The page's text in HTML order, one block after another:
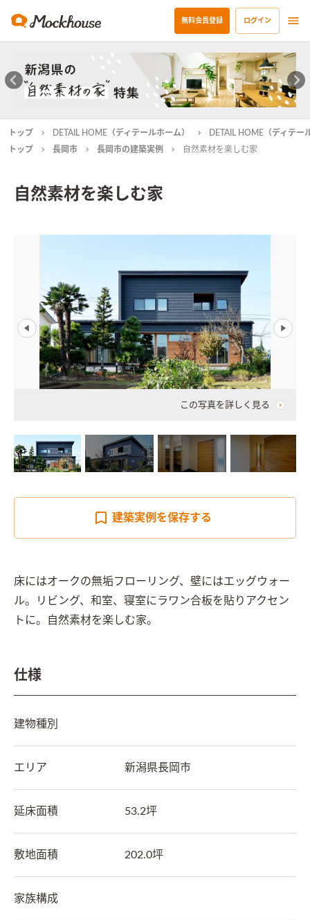
無料会員登録 ログイン
トップ DETAIL HOME（ディテールホーム）
DETAIL HOME（ディテ
トップ
長岡市 長岡市の建築実例 自然素材を楽しむ家
自然素材を楽しむ家
この写真を詳しく見る
建築実例を保存する
床にはオークの無垢フローリング、壁にはエッグウォー
ル。リビング、和室、寝室にラワン合板を貼りアクセン
トに。自然素材を楽しむ家。
仕様
建物種別
エリア 新潟県長岡市
延床面積 53.2坪
敷地面積 202.0坪
家族構成